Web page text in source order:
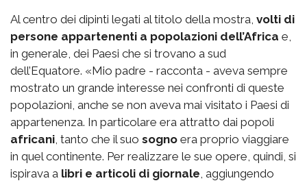
Al centro dei dipinti legati al titolo della mostra, volti di
persone appartenenti a popolazioni dell’Africa e,
in generale, dei Paesi che si trovano a sud
dell’Equatore. «Mio padre - racconta - aveva sempre
mostrato un grande interesse nei confronti di queste
popolazioni, anche se non aveva mai visitato i Paesi di
appartenenza. In particolare era attratto dai popoli
africani, tanto che il suo sogno era proprio viaggiare
in quel continente. Per realizzare le sue opere, quindi, si
ispirava a libri e articoli di giornale, aggiungendo